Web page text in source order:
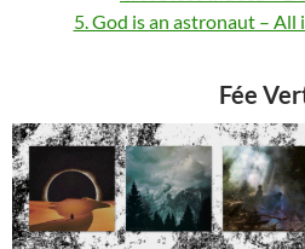
5. God is an astronaut –
Fée